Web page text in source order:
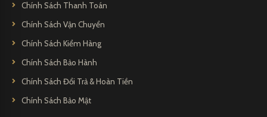
Chính Sách Thanh Toán
Chính Sách Vận Chuyển
Chính Sách Kiểm Hàng
Chính Sách Bảo Hành
Chính Sách Đổi Trả & Hoàn Tiền
Chính Sách Bảo Mật